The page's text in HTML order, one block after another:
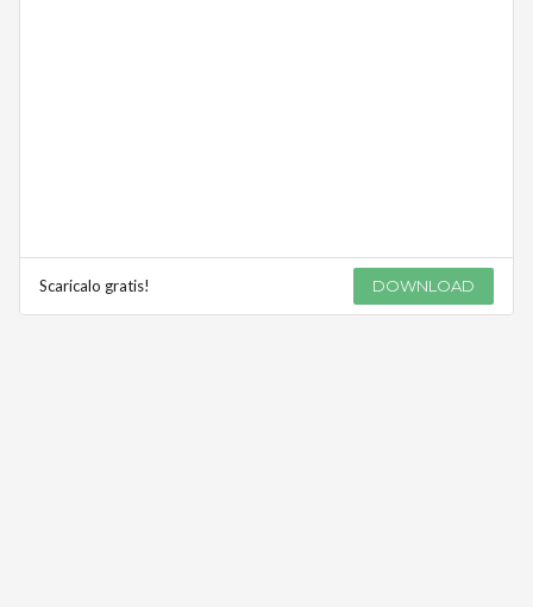
Scaricalo gratis! DOWNLOAD